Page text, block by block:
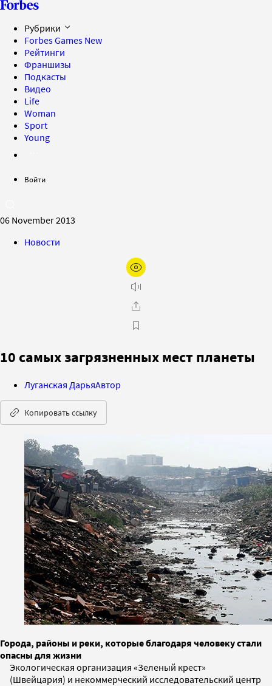
Рубрики
Forbes Games New
Рейтинги
Франшизы
Подкасты
Видео
Life
Woman
Sport
Young
Войти
06 November 2013
Новости
10 самых загрязненных мест планеты
Луганская ДарьяАвтор
Копировать ссылку
Города, районы и реки, которые благодаря человеку стали
опасны для жизни
Экологическая организация «Зеленый крест»
(Швейцария) и некоммерческий исследовательский центр